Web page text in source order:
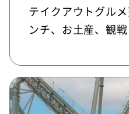
テイクアウトグル
ンチ、お土産、観